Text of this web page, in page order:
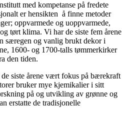
med kompetanse på fredete
er hensikten å finne metoder
oppvarmede og uoppvarmede,
tørt klima. Vi har de siste fem årene
særegen og vanlig brukt dekor i
1600- og 1700-talls tømmerkirker
den tiden.
siste årene vært fokus på bærekraft
bruker mye kjemikalier i sitt
på og utvikling av grønne og
erstatte de tradisjonelle